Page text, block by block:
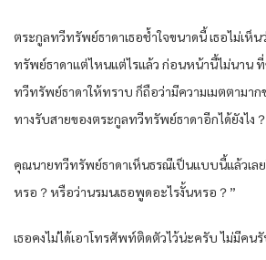
ตระกูลทวีทรัพย์ธาดาเธอช้ำใจขนาดนี้ เธอไม่เห็น
ทรัพย์ธาดาแต่ไหนแต่ไรแล้ว ก่อนหน้านี้ไม่นาน ที่
ทวีทรัพย์ธาดาให้ทราบ ก็ถือว่ามีความเมตตามาก
ทางรับสายของตระกูลทวีทรัพย์ธาดาอีกได้ยังไง？
คุณนายทวีทรัพย์ธาดาเห็นธรณีเป็นแบบนี้แล้วเล
หรอ？หรือว่านรมนเธอพูดอะไรงั้นหรอ？”
เธอคงไม่ได้เอาโทรศัพท์ติดตัวไว้น่ะครับ ไม่มีคน